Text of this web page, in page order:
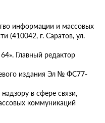
информации и массовых
(410042, г. Саратов, ул.
Главный редактор
издания Эл № ФС77-
в сфере связи,
коммуникаций